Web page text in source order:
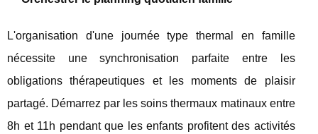
L'organisation d'une journée type thermal en famille
nécessite une synchronisation parfaite entre les
obligations thérapeutiques et les moments de plaisir
partagé. Démarrez par les soins thermaux matinaux entre
8h et 11h pendant que les enfants profitent des activités